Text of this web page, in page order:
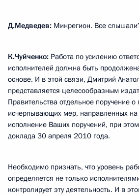
Д.Медведев: Минрегион. Все
К.Чуйченко: Работа по усилению
исполнителей должна быть
основе. И в этой связи, Дмитрий
представляется целесообразным
Правительства отдельное поручение о
исчерпывающих мер, направленных на
исполнение Ваших поручений, при
доклада 30 апреля 2010 года.
Необходимо признать, что уровень
определяется не только
контролирует эту деятельность. И в